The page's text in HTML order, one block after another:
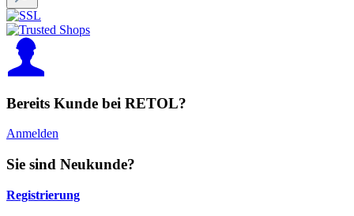
Bereits Kunde bei RETOL?
Anmelden
Sie sind Neukunde?
Registrierung